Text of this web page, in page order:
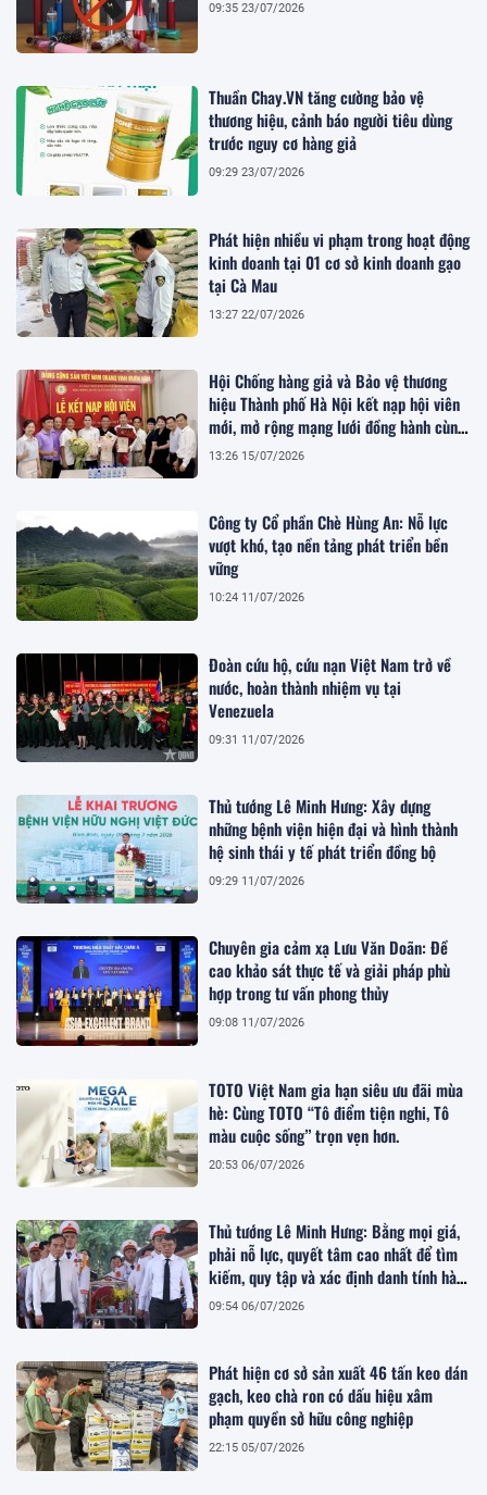
09:35 23/07/2026
Thuần Chay.VN tăng cường bảo vệ
thương hiệu, cảnh báo người tiêu dùng
trước nguy cơ hàng giả
09:29 23/07/2026
Phát hiện nhiều vi phạm trong hoạt động
kinh doanh tại 01 cơ sở kinh doanh gạo
tại Cà Mau
13:27 22/07/2026
Hội Chống hàng giả và Bảo vệ thương
hiệu Thành phố Hà Nội kết nạp hội viên
mới, mở rộng mạng lưới đồng hành cùng
doanh nghiệp
13:26 15/07/2026
Công ty Cổ phần Chè Hùng An: Nỗ lực
vượt khó, tạo nền tảng phát triển bền
vững
10:24 11/07/2026
Đoàn cứu hộ, cứu nạn Việt Nam trở về
nước, hoàn thành nhiệm vụ tại
Venezuela
09:31 11/07/2026
Thủ tướng Lê Minh Hưng: Xây dựng
những bệnh viện hiện đại và hình thành
hệ sinh thái y tế phát triển đồng bộ
09:29 11/07/2026
Chuyên gia cảm xạ Lưu Văn Doãn: Đề
cao khảo sát thực tế và giải pháp phù
hợp trong tư vấn phong thủy
09:08 11/07/2026
TOTO Việt Nam gia hạn siêu ưu đãi mùa
hè: Cùng TOTO “Tô điểm tiện nghi, Tô
màu cuộc sống” trọn vẹn hơn.
20:53 06/07/2026
Thủ tướng Lê Minh Hưng: Bằng mọi giá,
phải nỗ lực, quyết tâm cao nhất để tìm
kiếm, quy tập và xác định danh tính hài
cốt liệt sĩ
09:54 06/07/2026
Phát hiện cơ sở sản xuất 46 tấn keo dán
gạch, keo chà ron có dấu hiệu xâm
phạm quyền sở hữu công nghiệp
22:15 05/07/2026